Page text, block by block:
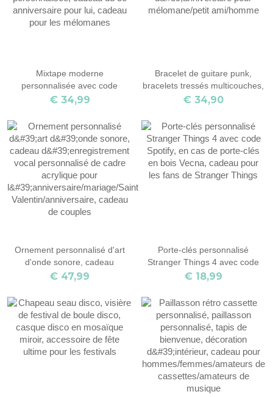
Mixtape moderne
personnalisée avec code
Qr/Spotify, ornement en bois
personnalisée, cadeau du 5e
anniversaire pour lui, cadeau
pour les mélomanes
€ 34,99
Bracelet de guitare punk,
bracelets tressés multicouches,
bracelets en cuir, cadeau
mélomane/petit ami/homme
€ 34,90
Ornement personnalisé d'art
d'onde sonore, cadeau
d'enregistrement vocal
pour
l'anniversaire/mariage/Saint
Valentin/anniversaire, cadeau
de couples
€ 47,99
Porte-clés personnalisé
Stranger Things 4 avec code
Spotify, en cas de porte-clés en
fans de Stranger Things
€ 18,99